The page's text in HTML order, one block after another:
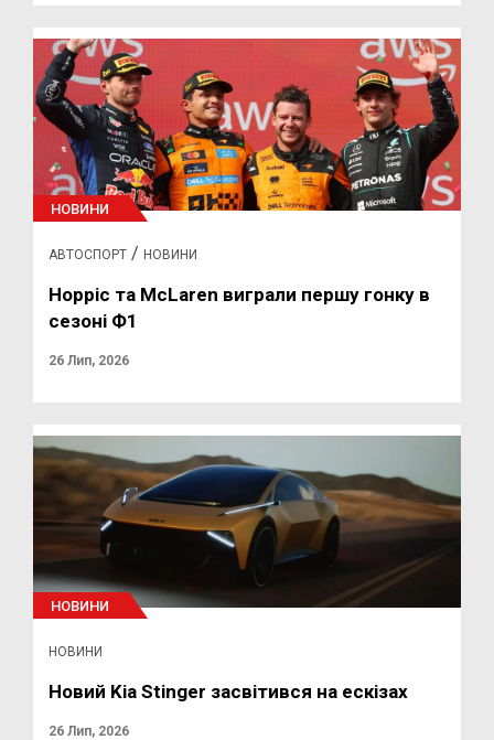
НОВИНИ
АВТОСПОРТ / НОВИНИ
Норріс та McLaren виграли першу гонку в
сезоні Ф1
26 Лип, 2026
НОВИНИ
НОВИНИ
Новий Kia Stinger засвітився на ескізах
26 Лип, 2026